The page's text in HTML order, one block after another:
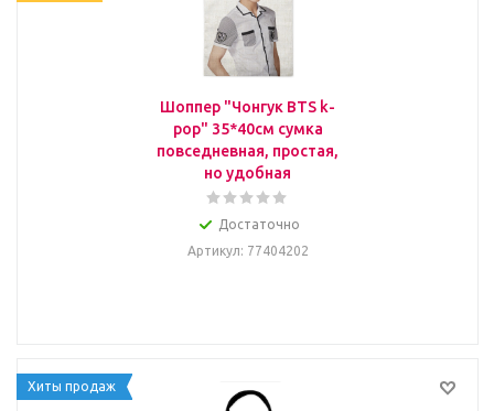
Шоппер "Чонгук BTS k-
pop" 35*40см сумка
повседневная, простая,
но удобная
Достаточно
Артикул: 77404202
Хиты продаж